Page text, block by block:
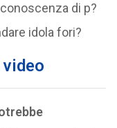
di p?
idola fori?